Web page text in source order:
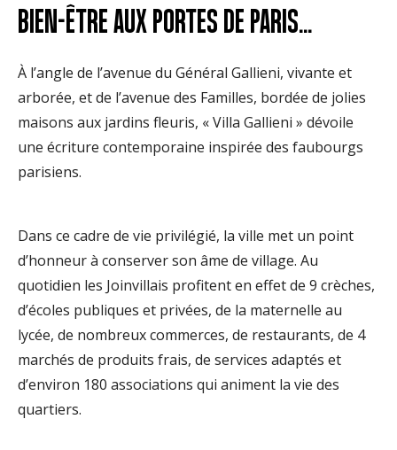
BIEN-ÊTRE AUX PORTES DE PARIS...
À l’angle de l’avenue du Général Gallieni, vivante et
arborée, et de l’avenue des Familles, bordée de jolies
maisons aux jardins fleuris, « Villa Gallieni » dévoile
une écriture contemporaine inspirée des faubourgs
parisiens.
Dans ce cadre de vie privilégié, la ville met un point
d’honneur à conserver son âme de village. Au
quotidien les Joinvillais profitent en effet de 9 crèches,
d’écoles publiques et privées, de la maternelle au
lycée, de nombreux commerces, de restaurants, de 4
marchés de produits frais, de services adaptés et
d’environ 180 associations qui animent la vie des
quartiers.